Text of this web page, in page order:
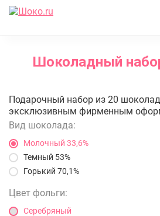
Каталог
Шоколадный набор: Книга
Шоколадный
Шоколадный
Подарочный набор из 20
эксклюзивным фирменным
Вид шоколада:
Молочный 33,6%
Темный 53%
Горький 70,1%
Цвет фольги:
Серебряный